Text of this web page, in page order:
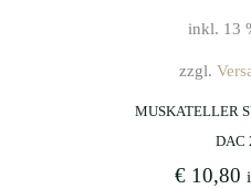
inkl. 13
zzgl.
MUSKATELLER
DAC
€10,80